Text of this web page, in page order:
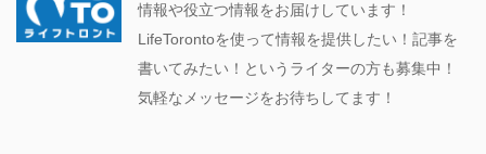
情報や役立つ情報をお届けしています！
LifeTorontoを使って情報を提供したい！記事を
書いてみたい！というライターの方も募集中！
気軽なメッセージをお待ちしてます！